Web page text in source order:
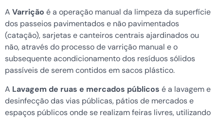
A Varrição é a operação manual da limpeza da superfície
dos passeios pavimentados e não pavimentados
(catação), sarjetas e canteiros centrais ajardinados ou
não, através do processo de varrição manual e o
subsequente acondicionamento dos resíduos sólidos
passíveis de serem contidos em sacos plástico.
A Lavagem de ruas e mercados públicos é a lavagem e
desinfecção das vias públicas, pátios de mercados e
espaços públicos onde se realizam feiras livres, utilizando